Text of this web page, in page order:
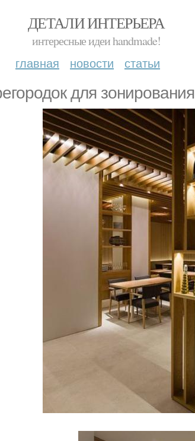
ДЕТАЛИ ИНТЕРЬЕРА
интересные идеи handmade!
главная новости статьи
для зонирования